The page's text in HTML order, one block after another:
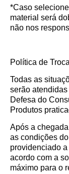
*Caso
material será
não nos
Política de
Todas as
serão
Defesa do
Produtos
Após a
as condições
providenciado
acordo com a
máximo para o